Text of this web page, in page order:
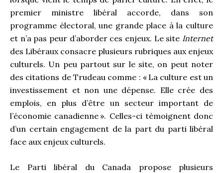
premier ministre libéral accorde, dans son
programme électoral, une grande place à la culture
et n’a pas peur d’aborder ces enjeux. Le site Internet
des Libéraux consacre plusieurs rubriques aux enjeux
culturels. Un peu partout sur le site, on peut noter
des citations de Trudeau comme : « La culture est un
investissement et non une dépense. Elle crée des
emplois, en plus d’être un secteur important de
l’économie canadienne ». Celles-ci témoignent donc
d’un certain engagement de la part du parti libéral
face aux enjeux culturels.
Le Parti libéral du Canada propose plusieurs